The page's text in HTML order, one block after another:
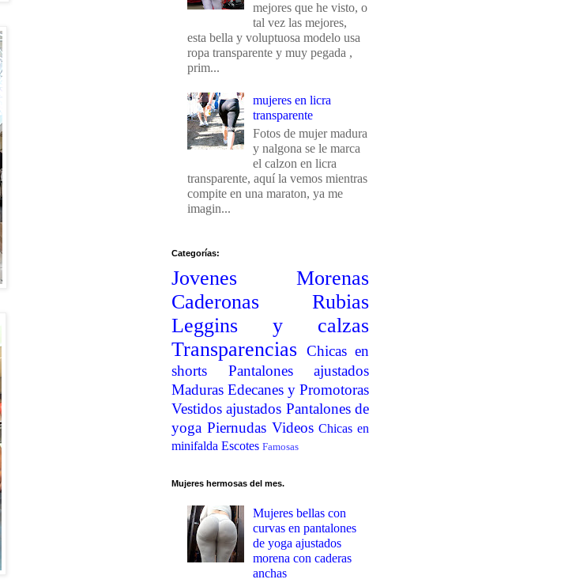
mejores que he visto, o
tal vez las mejores,
esta bella y voluptuosa modelo usa
ropa transparente y muy pegada ,
prim...
mujeres en licra
transparente
Fotos de mujer madura
y nalgona se le marca
el calzon en licra
transparente, aquí la vemos mientras
compite en una maraton, ya me
imagin...
Categorías:
Jovenes
Morenas
Caderonas
Rubias
Leggins y calzas
Transparencias Chicas en
shorts
Pantalones ajustados
Maduras Edecanes y Promotoras
Vestidos ajustados Pantalones de
yoga Piernudas Videos Chicas en
minifalda Escotes Famosas
Mujeres hermosas del mes.
Mujeres bellas con
curvas en pantalones
de yoga ajustados
morena con caderas
anchas